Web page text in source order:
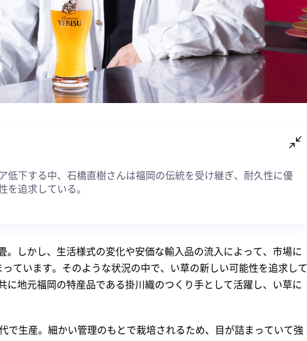
低下する中、石橋直樹さんは福岡の伝統を受け継ぎ、耐久性に優
追求している。
。しかし、生活様式の変化や安価な輸入品の流入によって、市場に
ています。そのような状況の中で、い草の新しい可能性を追求して
に地元福岡の特産品である掛川織のつくり手として活躍し、い草に
で生産。細かい管理のもとで栽培されるため、目が詰まっていて強